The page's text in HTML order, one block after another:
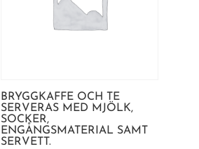
BRYGGKAFFE OCH TE
SERVERAS MED MJÖLK,
SOCKER,
ENGÅNGSMATERIAL SAMT
SERVETT.